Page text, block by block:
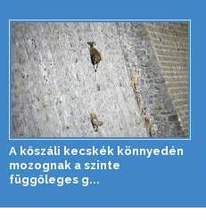
A kőszáli kecskék könnyedén
mozognak a szinte
függőleges g...